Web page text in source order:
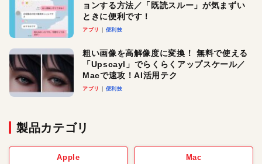
ョンする方法／「既読スルー」が気まずい
ときに便利です！
アプリ 便利技
粗い画像を高解像度に変換！ 無料で使える
「Upscayl」でらくらくアップスケール／
Macで速攻！AI活用テク
アプリ 便利技
製品カテゴリ
Apple Mac